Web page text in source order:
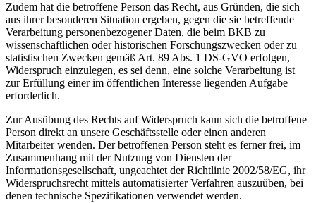
Zudem hat die betroffene Person das Recht, aus Gründen, die sich
aus ihrer besonderen Situation ergeben, gegen die sie betreffende
Verarbeitung personenbezogener Daten, die beim BKB zu
wissenschaftlichen oder historischen Forschungszwecken oder zu
statistischen Zwecken gemäß Art. 89 Abs. 1 DS-GVO erfolgen,
Widerspruch einzulegen, es sei denn, eine solche Verarbeitung ist
zur Erfüllung einer im öffentlichen Interesse liegenden Aufgabe
erforderlich.
Zur Ausübung des Rechts auf Widerspruch kann sich die betroffene
Person direkt an unsere Geschäftsstelle oder einen anderen
Mitarbeiter wenden. Der betroffenen Person steht es ferner frei, im
Zusammenhang mit der Nutzung von Diensten der
Informationsgesellschaft, ungeachtet der Richtlinie 2002/58/EG, ihr
Widerspruchsrecht mittels automatisierter Verfahren auszuüben, bei
denen technische Spezifikationen verwendet werden.